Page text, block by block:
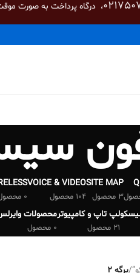
، درگاه پرداخت به صورت
SITE MAP
3 محصول
VOICE & VIDEO
104 محصول 0 محصول
لپ تاپ و کامپیوتر
21 محصول
محصولات
0 محصول
/برگه 2